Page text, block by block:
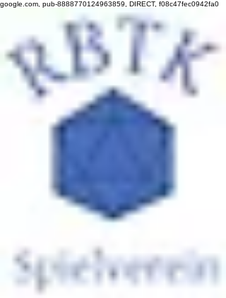
google.com, pub-8888770124963859, DIRECT, f08c47fec0942fa0